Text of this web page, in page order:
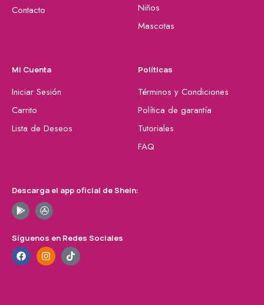
Contacto
Niños
Mascotas
Mi Cuenta
Iniciar Sesión
Carrito
Lista de Deseos
Políticas
Términos y Condiciones
Política de garantía
Tutoriales
FAQ
Descarga el app oficial de Shein:
Síguenos en Redes Sociales